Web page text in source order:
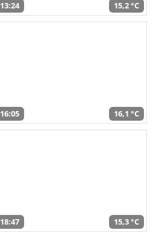
13:24 15,2 °C
16:05 16,1 °C
18:47 15,3 °C